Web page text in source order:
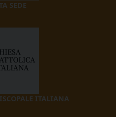
SEDE
ITALIANA